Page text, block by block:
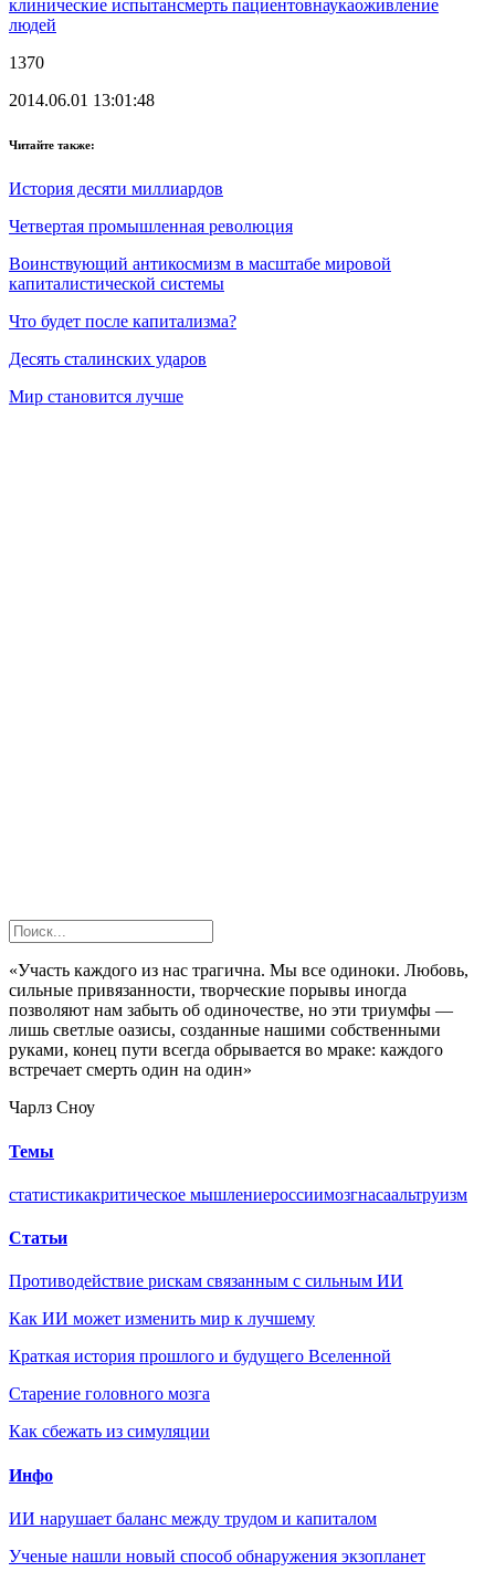
клинические испытансмерть пациентовнаукаоживление
людей
1370
2014.06.01 13:01:48
Читайте также:
История десяти миллиардов
Четвертая промышленная революция
Воинствующий антикосмизм в масштабе мировой
капиталистической системы
Что будет после капитализма?
Десять сталинских ударов
Мир становится лучше
«Участь каждого из нас трагична. Мы все одиноки. Любовь,
сильные привязанности, творческие порывы иногда
позволяют нам забыть об одиночестве, но эти триумфы —
лишь светлые оазисы, созданные нашими собственными
руками, конец пути всегда обрывается во мраке: каждого
встречает смерть один на один»
Чарлз Сноу
Темы
статистикакритическое мышлениероссиимозгнасаальтруизм
Статьи
Противодействие рискам связанным с сильным ИИ
Как ИИ может изменить мир к лучшему
Краткая история прошлого и будущего Вселенной
Старение головного мозга
Как сбежать из симуляции
Инфо
ИИ нарушает баланс между трудом и капиталом
Ученые нашли новый способ обнаружения экзопланет